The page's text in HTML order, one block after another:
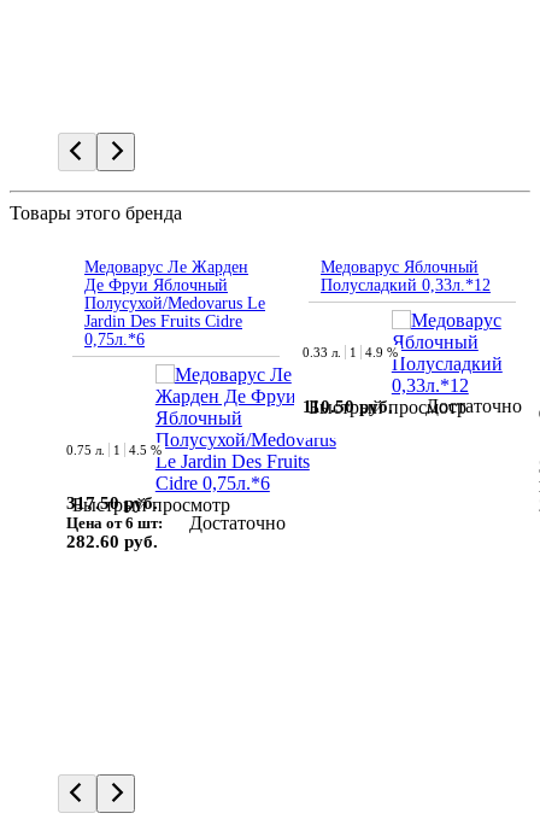
Товары этого бренда
Медоварус Ле Жарден
Де Фруи Яблочный
Полусухой/Medovarus Le
Jardin Des Fruits Cidre
0,75л.*6
Быстрый просмотр
0.75 л. 1 4.5 %
317.50 руб.
Цена от 6 шт:
282.60 руб.
Достаточно
Медоварус Яблочный
Полусладкий 0,33л.*12
Быстрый просмотр
0.33 л. 1 4.9 %
110.50 руб. Достаточно